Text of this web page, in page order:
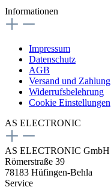
Informationen
Impressum
Datenschutz
AGB
Versand und Zahlung
Widerrufsbelehrung
Cookie Einstellungen
AS ELECTRONIC
AS ELECTRONIC
Römerstraße 39
78183 Hüfingen-Behla
Service